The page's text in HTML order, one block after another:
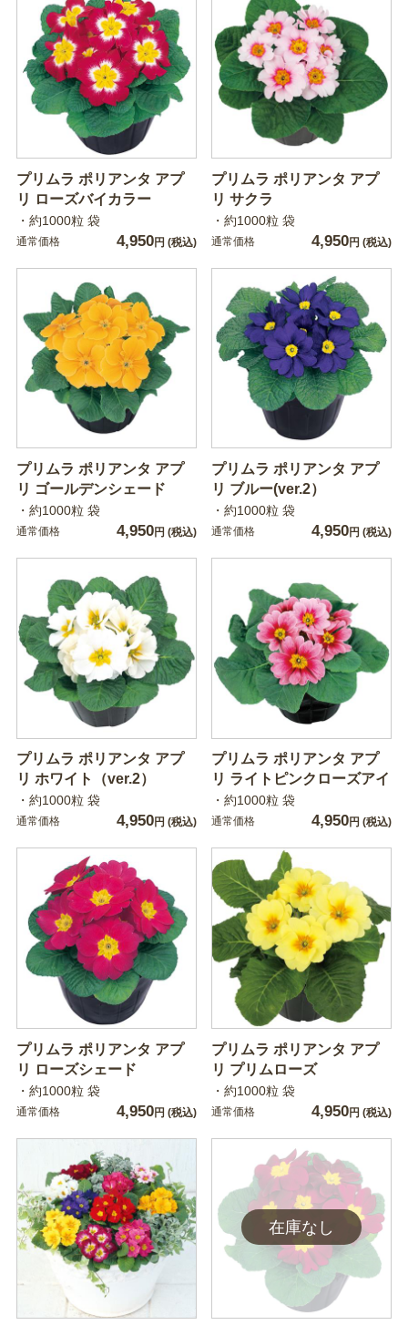
プリムラ ポリアンタ アプ
リ ローズバイカラー
・約1000粒 袋
通常価格 4,950円 (税込)
プリムラ ポリアンタ アプ
リ サクラ
・約1000粒 袋
通常価格 4,950円 (税込)
プリムラ ポリアンタ アプ
リ ゴールデンシェード
・約1000粒 袋
通常価格 4,950円 (税込)
プリムラ ポリアンタ アプ
リ ブルー(ver.2）
・約1000粒 袋
通常価格 4,950円 (税込)
プリムラ ポリアンタ アプ
リ ホワイト（ver.2）
・約1000粒 袋
通常価格 4,950円 (税込)
プリムラ ポリアンタ アプ
リ ライトピンクローズアイ
・約1000粒 袋
通常価格 4,950円 (税込)
プリムラ ポリアンタ アプ
リ ローズシェード
・約1000粒 袋
通常価格 4,950円 (税込)
プリムラ ポリアンタ アプ
リ プリムローズ
・約1000粒 袋
通常価格 4,950円 (税込)